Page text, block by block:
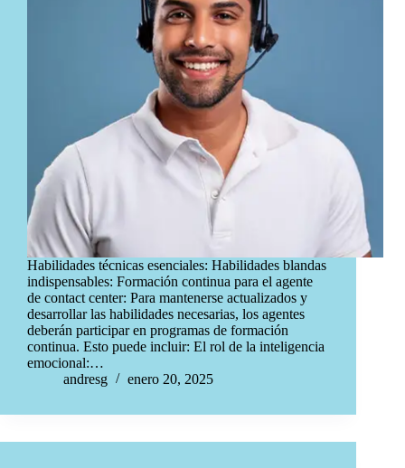
Habilidades técnicas esenciales: Habilidades blandas
indispensables: Formación continua para el agente
de contact center: Para mantenerse actualizados y
desarrollar las habilidades necesarias, los agentes
deberán participar en programas de formación
continua. Esto puede incluir: El rol de la inteligencia
emocional:…
andresg
enero 20, 2025